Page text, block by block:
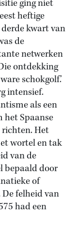
ging niet
heftige
kwart van
de
netwerken
ontdekking
schokgolf.’
intensief.
als een
het Spaanse
Het
wortel en tak
van de
bepaald door
of
felheid van
had een